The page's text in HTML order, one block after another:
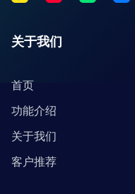
关于我们
首页
功能介绍
关于我们
客户推荐